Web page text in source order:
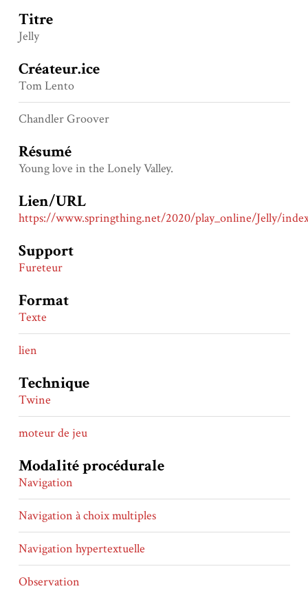
Titre
Jelly
Créateur.ice
Tom Lento
Chandler Groover
Résumé
Young love in the Lonely Valley.
Lien/URL
https://www.springthing.net/2020/play_online/Jelly/
Support
Fureteur
Format
Texte
lien
Technique
Twine
moteur de jeu
Modalité procédurale
Navigation
Navigation à choix multiples
Navigation hypertextuelle
Observation